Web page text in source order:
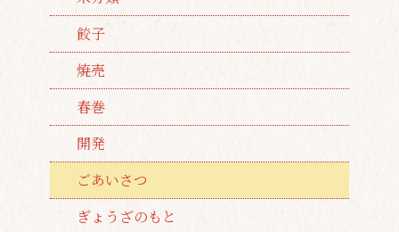
餃子
焼売
春巻
開発
ごあいさつ
ぎょうざのもと